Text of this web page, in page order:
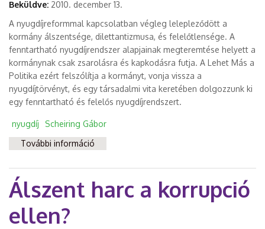
Beküldve: 2010. december 13.
A nyugdíjreformmal kapcsolatban végleg lelepleződött a
kormány álszentsége, dilettantizmusa, és felelőtlensége. A
fenntartható nyugdíjrendszer alapjainak megteremtése helyett a
kormánynak csak zsarolásra és kapkodásra futja. A Lehet Más a
Politika ezért felszólítja a kormányt, vonja vissza a
nyugdíjtörvényt, és egy társadalmi vita keretében dolgozzunk ki
egy fenntartható és felelős nyugdíjrendszert.
nyugdíj
Scheiring Gábor
További információ
kapcsolatosan
Álszent harc a korrupció
ellen?